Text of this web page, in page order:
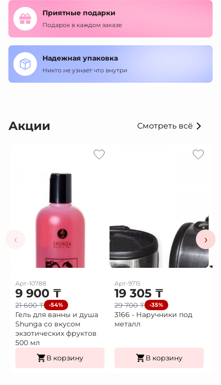
Приятные подарки
Подарок в каждом заказе
Надежная упаковка
Никто не узнает что внутри
Акции Смотреть всё
‹
Арт-10788
9 900 ₸
21 600₸ -54%
Гель для ванны и душа
Shunga со вкусом
экзотических фруктов
500 мл
В корзину
Арт-9715
19 305 ₸
29 700₸ -35%
3166 - Наручники под
металл
В корзину
›